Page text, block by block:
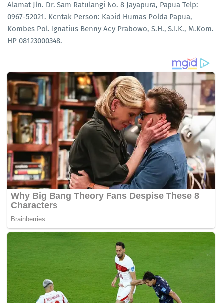
Alamat Jln. Dr. Sam Ratulangi No. 8 Jayapura, Papua Telp:
0967-52021. Kontak Person: Kabid Humas Polda Papua,
Kombes Pol. Ignatius Benny Ady Prabowo, S.H., S.I.K., M.Kom.
HP 08123000348.